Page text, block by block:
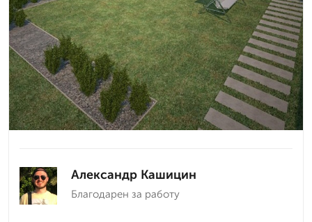
Александр Кашицин
Благодарен за работу